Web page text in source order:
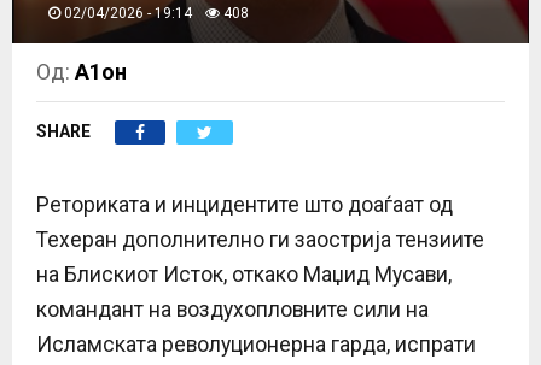
M
E
N
U
02/04/2026 - 19:14 408
Од:А1он
SHARE
Реториката и инцидентите што доаѓаат од
Техеран дополнително ги заострија тензиите
на Блискиот Исток, откако Маџид Мусави,
командант на воздухопловните сили на
Исламската револуционерна гарда, испрати